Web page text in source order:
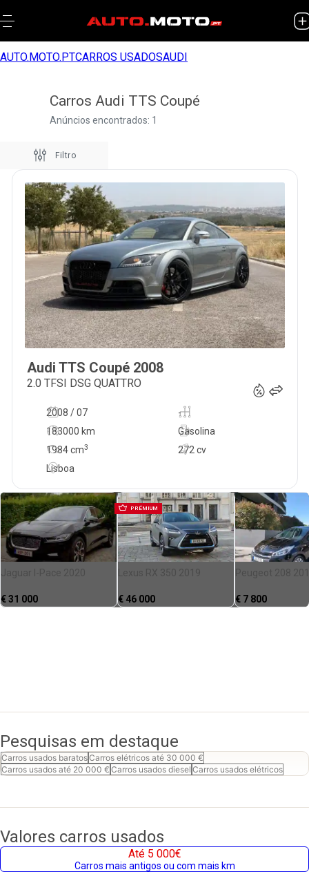
AUTO.MOTO.PTCARROS USADOSAUDI
Carros Audi TTS Coupé
Anúncios encontrados: 1
Filtro
Audi TTS Coupé 2008
2.0 TFSI DSG QUATTRO
2008 / 07
-
183000 km
272 cv
Gasolina
1984cm3
Lisboa
Jaguar I-Pace 2020
€31 000
PRÉMIUM
Lexus RX 350 2019
€ 46 000
Peugeot 208
€ 7 800
Pesquisas em destaque
Carros usados baratosCarros elétricos até 30 000 €
Carros usados até 20 000 € Carros usados diesel Carros usados elétricos
Valores carros usados
Até 5 000€
Carros mais antigos ou com mais km